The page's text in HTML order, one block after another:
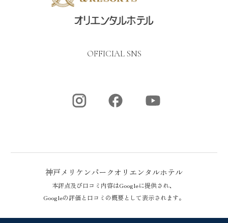
OFFICIAL SNS
神戸メリケンパークオリエンタルホテル
本評点及び口コミ内容はGoogleに提供され、
Googleの評価と口コミの概要として表示されます。